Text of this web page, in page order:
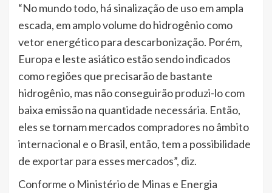
“No mundo todo, há sinalização de uso em ampla
escada, em amplo volume do hidrogênio como
vetor energético para descarbonização. Porém,
Europa e leste asiático estão sendo indicados
como regiões que precisarão de bastante
hidrogênio, mas não conseguirão produzi-lo com
baixa emissão na quantidade necessária. Então,
eles se tornam mercados compradores no âmbito
internacional e o Brasil, então, tem a possibilidade
de exportar para esses mercados”, diz.
Conforme o Ministério de Minas e Energia